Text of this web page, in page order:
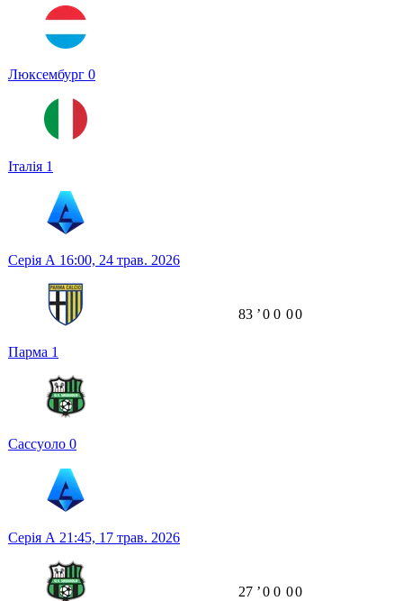
Люксембург 0
Італія 1
Серія А 16:00, 24 трав. 2026
Парма 1
Сассуоло 0
83 ʼ0 0 00
Серія А 21:45, 17 трав. 2026
27 ʼ0 0 00